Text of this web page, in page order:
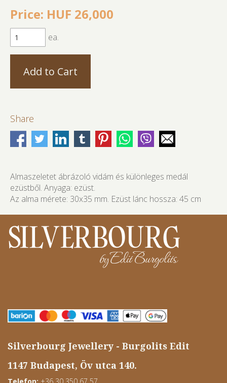
Price: HUF 26,000
ea.
Share
Almaszeletet ábrázoló vidám és különleges medál
ezüstből. Anyaga: ezüst.
Az alma mérete: 30x35 mm. Ezüst lánc hossza: 45 cm
Silverbourg Jewellery - Burgolits Edit
1147 Budapest, Öv utca 140.